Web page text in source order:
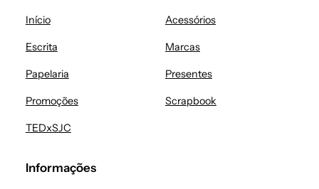
Início Acessórios
Escrita Marcas
Papelaria Presentes
Promoções Scrapbook
TEDxSJC
Informações